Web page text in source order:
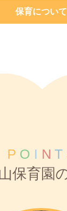
保育について
P O I N T
保育園